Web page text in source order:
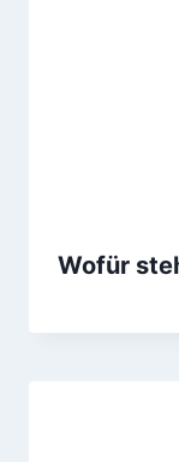
Wofür